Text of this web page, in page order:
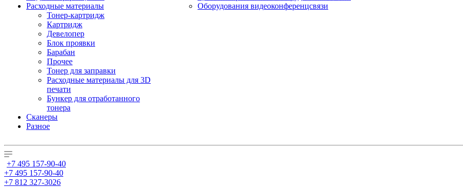
Расходные материалы
Тонер-картридж
Картридж
Девелопер
Блок проявки
Барабан
Прочее
Тонер для заправки
Расходные материалы для 3D
печати
Бункер для отработанного
тонера
Сканеры
Разное
Оборудования видеоконференцсвязи
+7 495 157-90-40
+7 495 157-90-40
+7 812 327-3026